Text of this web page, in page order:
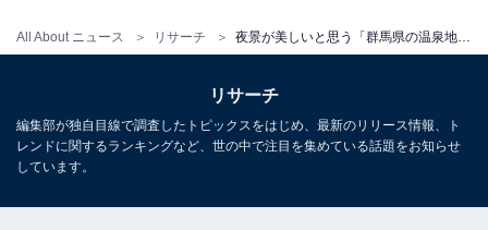
All About ニュース リサーチ
リサーチ
編集部が独自目線で調査したトピックスをはじめ、最新のリリース情報、ト
レンドに関するランキングなど、世の中で注目を集めている話題をお知らせ
しています。